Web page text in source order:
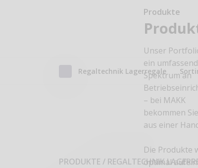
Produkte
Unser
ein
Spektrum an
– bei MAKK
bekommen
aus einer
Die Produkte
optimal
Regaltechnik Lagerregale
PRODUKTE / REGALTECHNIK